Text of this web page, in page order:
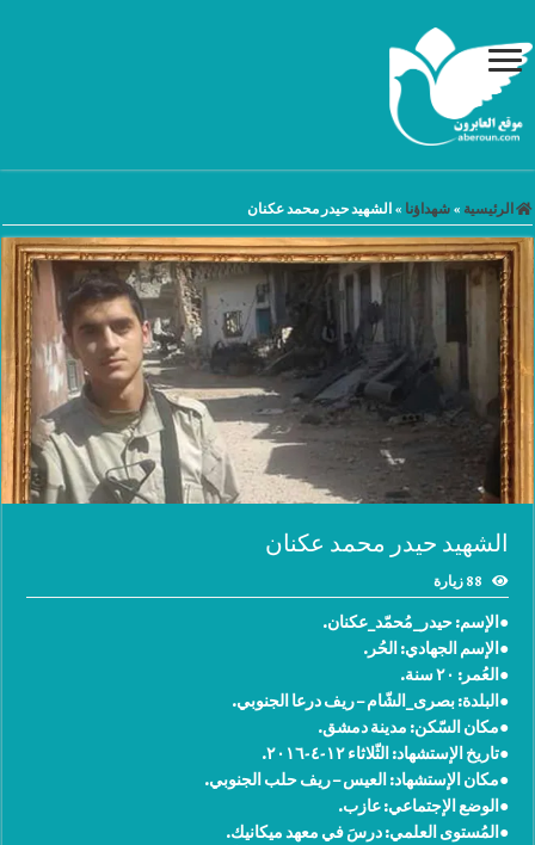
الرئيسية » شهداؤنا » الشهيد حيدر محمد عكنان
الشهيد حيدر محمد عكنان
88 زيارة
●الإسم: حيدر_مُحمّد_عكنان.
●الإسم الجهادي: الحُر.
●العُمر: ٢٠ سنة.
●البلدة: بصرى_الشّام – ريف درعا الجنوبي.
●مكان السّكن: مدينة دمشق.
●تاريخ الإستشهاد: الثّلاثاء ١٢-٤-٢٠١٦.
●مكان الإستشهاد: العيس – ريف حلب الجنوبي.
●الوضع الإجتماعي: عازب.
●المُستوى العلمي: درسَ في معهد ميكانيك.